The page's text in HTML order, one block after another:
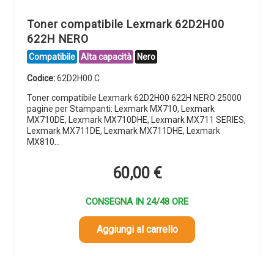
Toner compatibile Lexmark 62D2H00
622H NERO
Compatibile Alta capacità Nero
Codice:62D2H00.C
Toner compatibile Lexmark 62D2H00 622H NERO 25000
pagine per Stampanti: Lexmark MX710, Lexmark
MX710DE, Lexmark MX710DHE, Lexmark MX711 SERIES,
Lexmark MX711DE, Lexmark MX711DHE, Lexmark
MX810…
60,00 €
CONSEGNA IN 24/48 ORE
Aggiungi al carrello